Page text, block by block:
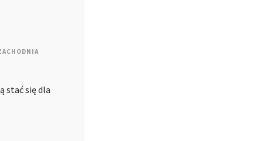
stać się dla